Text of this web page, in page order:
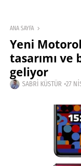
ANA SAYFA
Yeni
tasarımı ve
geliyor
SABRI KÜSTÜR 27